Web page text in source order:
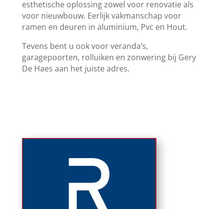
esthetische oplossing zowel voor renovatie als
voor nieuwbouw. Eerlijk vakmanschap voor
ramen en deuren in aluminium, Pvc en Hout.
Tevens bent u ook voor veranda’s,
garagepoorten, rolluiken en zonwering bij Gery
De Haes aan het juiste adres.